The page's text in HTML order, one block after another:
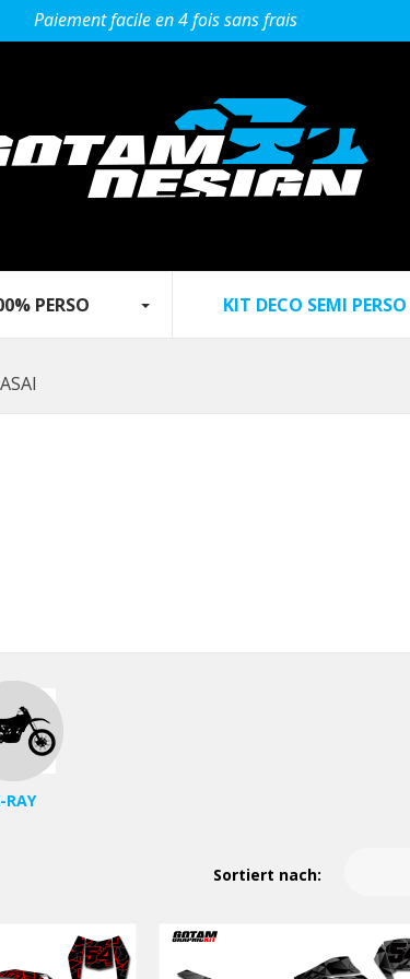
Paiement facile en 4 fois sans frais
PERSO‎ KIT DECO SEMI PERSO
RAY
Sortiert nach: